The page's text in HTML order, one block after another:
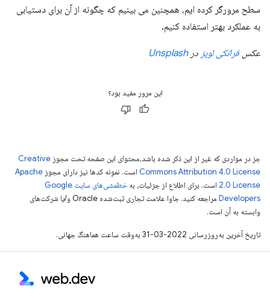
سطح مرورگر کرده ایم، همچنین می بینیم که چگونه از آن برای دستیابی
به عملکرد بهتر استفاده کنیم.
عکسفرانکی لوپز درUnsplash
این مرور مفید بود؟
جز در مواردی که غیر از این ذکر شده باشد،‌محتوای این صفحه تحت مجوز Creative
Commons Attribution 4.0 License است. نمونه کدها نیز دارای مجوز Apache
2.0 License است. برای اطلاع از جزئیات، به
خطمشی‌های سایت Google
Developers‏
مراجعه کنید. جاوا علامت تجاری ثبت‌شده Oracle و/یا شرکت‌های
وابسته به آن است.
تاریخ آخرین به‌روزرسانی 2022-03-31 به‌وقت ساعت هماهنگ جهانی.